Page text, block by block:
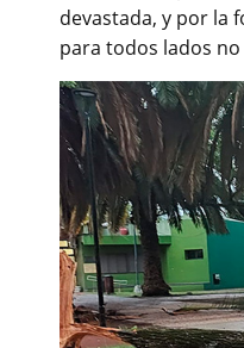
devastada, y por la
para todos lados